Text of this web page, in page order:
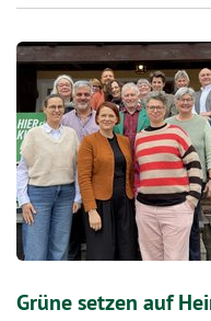
Grüne setzen auf